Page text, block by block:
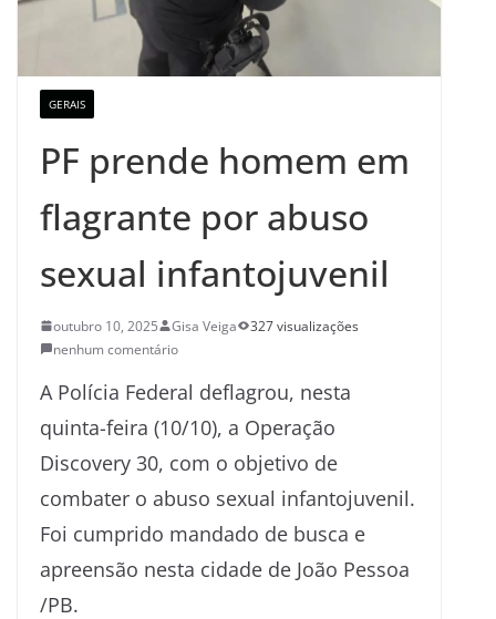
GERAIS
PF prende homem em
flagrante por abuso
sexual infantojuvenil
outubro 10, 2025 Gisa Veiga
327 visualizações
nenhum comentário
A Polícia Federal deflagrou, nesta
quinta-feira (10/10), a Operação
Discovery 30, com o objetivo de
combater o abuso sexual infantojuvenil.
Foi cumprido mandado de busca e
apreensão nesta cidade de João Pessoa
/PB.